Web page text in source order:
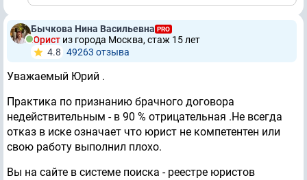
Бычкова Нина Васильевна PRO
Юрист из города Москва, стаж 15 лет
4.8 49263 отзывa
Уважаемый Юрий .
Практика по признанию брачного договора
недействительным - в 90 % отрицательная .Не всегда
отказ в иске означает что юрист не компетентен или
свою работу выполнил плохо.
Вы на сайте в системе поиска - реестре юристов